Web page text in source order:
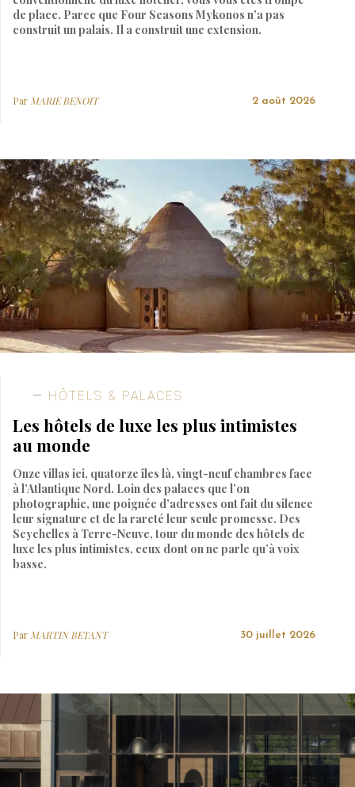
de place. Parce que Four Seasons Mykonos n’a pas
construit un palais. Il a construit une extension.
Par MARIE BENOIT 2 août 2026
HÔTELS & PALACES
Les hôtels de luxe les plus intimistes
au monde
Onze villas ici, quatorze îles là, vingt-neuf chambres face
à l’Atlantique Nord. Loin des palaces que l’on
photographie, une poignée d’adresses ont fait du silence
leur signature et de la rareté leur seule promesse. Des
Seychelles à Terre-Neuve, tour du monde des hôtels de
luxe les plus intimistes, ceux dont on ne parle qu’à voix
basse.
ParMARTIN BETANT 30 juillet 2026